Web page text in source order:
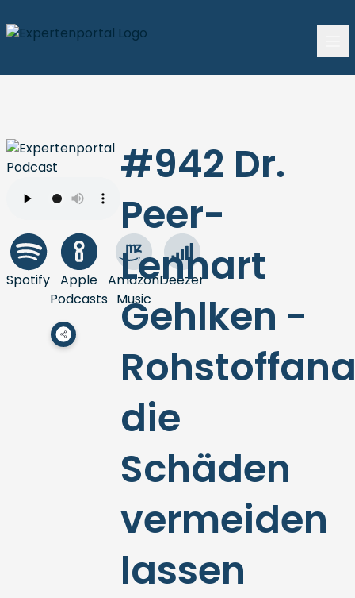
Spotify Apple
Podcasts
Amazon
Music
Deezer
#942 Dr.
Peer-
Lennart
Gehlken -
die
Schäden
vermeiden
lassen